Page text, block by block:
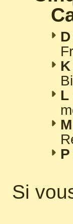
L
P
Si